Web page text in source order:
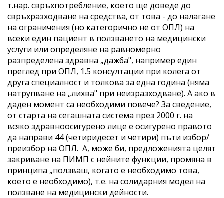
т.нар. свръхпотребление, което ще доведе до
свръхразходване на средства, от това - до налагане
на ограничения (но категорично не от ОПЛ) на
всеки един пациент в ползването на медицински
услуги или определяне на равномерно
разпределена здравна „дажба", например един
преглед при ОПЛ, 1.5 консултации при колега от
друга специалност и толкова за една година (няма
натрупване на „лихва" при неизразходване). А ако в
даден момент са необходими повече? За сведение,
от старта на сегашната система през 2000 г. на
всяко здравноосигурено лице е осигурено правото
да направи 44 (четиридесет и четири) пъти избор/
преизбор на ОПЛ. А, може би, предложенията целят
закриване на ПИМП с нейните функции, промяна в
принципа „ползваш, когато е необходимо това,
което е необходимо), т.е. на солидарния модел на
ползване на медицински дейности.